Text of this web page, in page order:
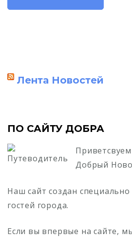
Лента Новостей
ПО САЙТУ ДОБРА
Добрый
Наш сайт создан
гостей города.
Если вы впервые на сайте,